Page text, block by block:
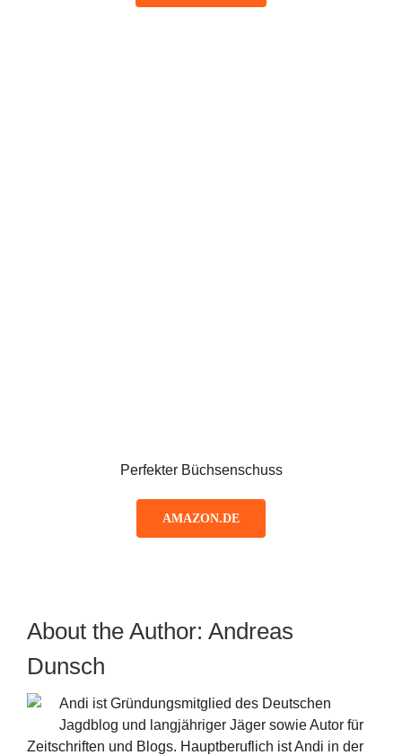
Perfekter Büchsenschuss
AMAZON.DE
About the Author: Andreas
Dunsch
Andi ist Gründungsmitglied des Deutschen
Jagdblog und langjähriger Jäger sowie Autor für
Zeitschriften und Blogs. Hauptberuflich ist Andi in der